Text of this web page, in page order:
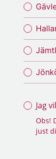
Jag
Obs!
just